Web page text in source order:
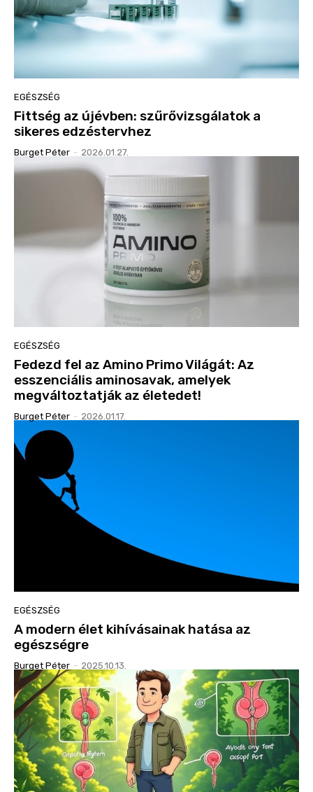
EGÉSZSÉG
Fittség az újévben: szűrővizsgálatok a
sikeres edzéstervhez
Burget Péter - 2026.01.27.
EGÉSZSÉG
Fedezd fel az Amino Primo Világát: Az
esszenciális aminosavak, amelyek
megváltoztatják az életedet!
Burget Péter - 2026.01.17.
EGÉSZSÉG
A modern élet kihívásainak hatása az
egészségre
Burget Péter - 2025.10.13.